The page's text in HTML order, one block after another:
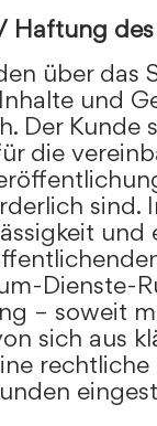
des
über das
und
Der Kunde
die
sind.
Dienste-
– soweit
sich aus